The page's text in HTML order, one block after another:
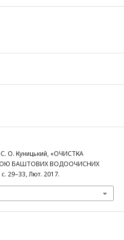
О. Куницький, «ОЧИСТКА
БАШТОВИХ ВОДООЧИСНИХ
с. 29–33, Лют. 2017.